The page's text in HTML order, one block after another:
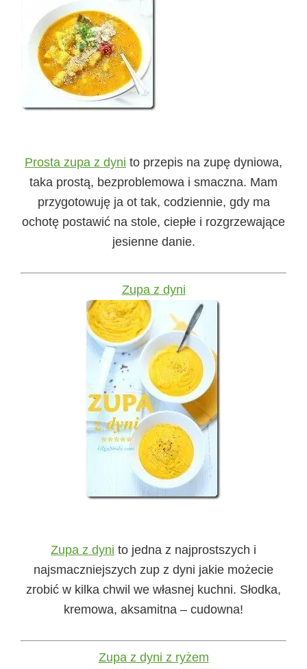
Prosta zupa z dyni to przepis na zupę dyniowa,
taka prostą, bezproblemowa i smaczna. Mam
przygotowuję ja ot tak, codziennie, gdy ma
ochotę postawić na stole, ciepłe i rozgrzewające
jesienne danie.
Zupa z dyni
Zupa z dyni to jedna z najprostszych i
najsmaczniejszych zup z dyni jakie możecie
zrobić w kilka chwil we własnej kuchni. Słodka,
kremowa, aksamitna – cudowna!
Zupa z dyni z ryżem